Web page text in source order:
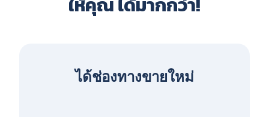
ได้ช่องทางขายใหม่